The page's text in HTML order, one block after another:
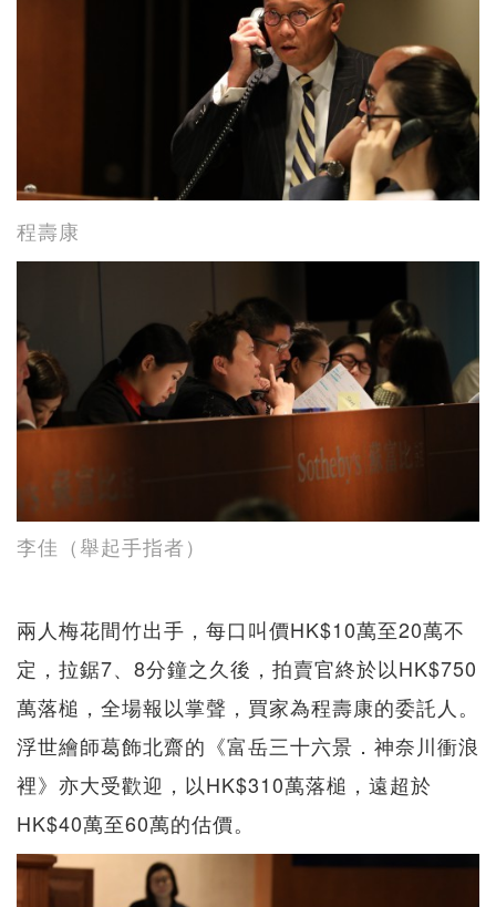
程壽康
李佳（舉起手指者）
兩人梅花間竹出手，每口叫價HK$10萬至20萬不
定，拉鋸7、8分鐘之久後，拍賣官終於以HK$750
萬落槌，全場報以掌聲，買家為程壽康的委託人。
浮世繪師葛飾北齋的《富岳三十六景．神奈川衝浪
裡》亦大受歡迎，以HK$310萬落槌，遠超於
HK$40萬至60萬的估價。